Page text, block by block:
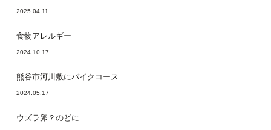
2025.04.11
食物アレルギー
2024.10.17
熊谷市河川敷にバイクコース
2024.05.17
ウズラ卵？のどに